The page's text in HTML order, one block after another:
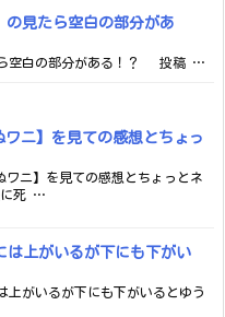
の見たら空白の部分があ
ら空白の部分がある！？ 投稿 …
ワニ】を見ての感想とちょっ
ワニ】を見ての感想とちょっとネ
に死 …
は上がいるが下にも下がい
上がいるが下にも下がいるとゆう